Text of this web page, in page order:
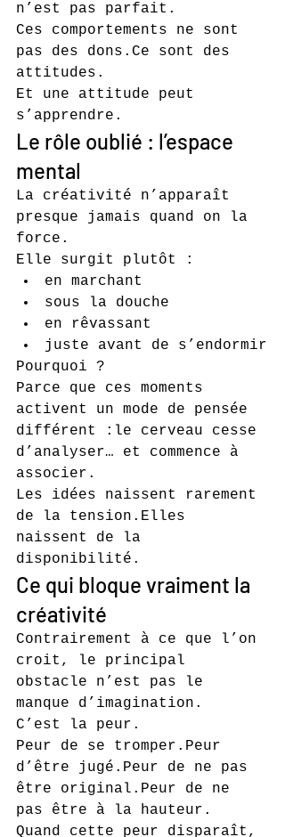
n’est pas parfait.
Ces comportements ne sont
pas des dons.Ce sont des
attitudes.
Et une attitude peut
s’apprendre.
Le rôle oublié : l’espace
mental
La créativité n’apparaît
presque jamais quand on la
force.
Elle surgit plutôt :
en marchant
sous la douche
en rêvassant
juste avant de s’endormir
Pourquoi ?
Parce que ces moments
activent un mode de pensée
différent :le cerveau cesse
d’analyser… et commence à
associer.
Les idées naissent rarement
de la tension.Elles
naissent de la
disponibilité.
Ce qui bloque vraiment la
créativité
Contrairement à ce que l’on
croit, le principal
obstacle n’est pas le
manque d’imagination.
C’est la peur.
Peur de se tromper.Peur
d’être jugé.Peur de ne pas
être original.Peur de ne
pas être à la hauteur.
Quand cette peur disparaît,